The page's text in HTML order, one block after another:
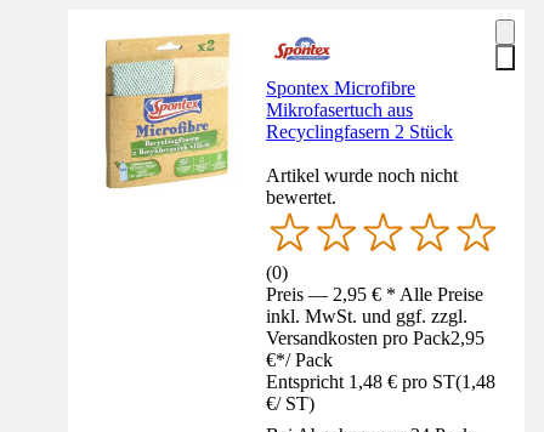
Spontex Microfibre
Mikrofasertuch aus
Recyclingfasern 2 Stück
Artikel wurde noch nicht
bewertet.
(0)
Preis — 2,95 € * Alle Preise
inkl. MwSt. und ggf. zzgl.
Versandkosten pro Pack2,95
€*/ Pack
Entspricht 1,48 € pro ST(1,48
€/ ST)